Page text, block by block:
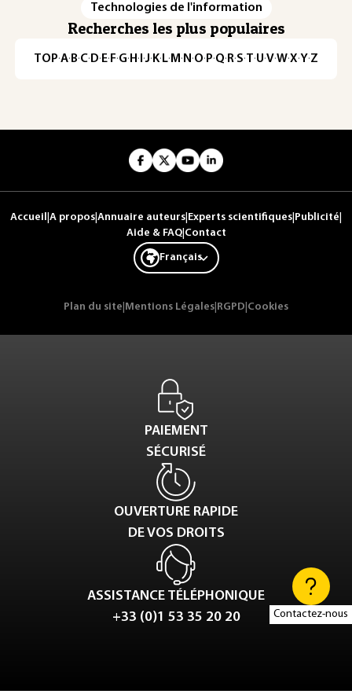
Contactez-nous
Technologies de l'information
Recherches les plus populaires
TOP·A·B·C· D· E· F·G· H · ·J· K· L· M · N ·O· P·Q· R·S·T·U·V·W·X·Y·Z
Accueil A propos Annuaire auteurs Experts scientifiques Publicité
Aide & FAQ| Contact
Français
Plan du site Mentions Légales RGPD Cookies
PAIEMENT
SÉCURISÉ
OUVERTURE RAPIDE
DE VOS DROITS
ASSISTANCE TÉLÉPHONIQUE
+33 (0)1 53 35 20 20